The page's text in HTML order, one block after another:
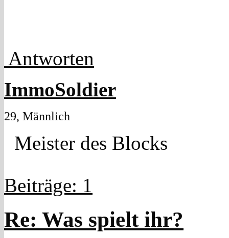
Antworten
ImmoSoldier
29, Männlich
Meister des Blocks
Beiträge: 1
Re: Was spielt ihr?